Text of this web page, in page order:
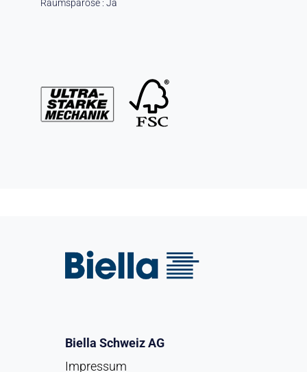
Raumsparöse : Ja
Biella Schweiz AG
Impressum